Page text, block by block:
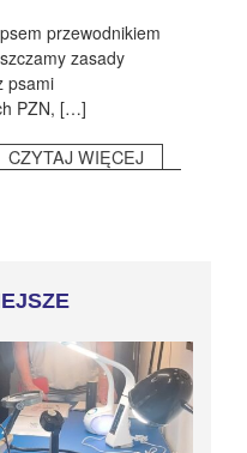
przewodnikiem
zasady
psami
PZN, […]
CZYTAJ WIĘCEJ